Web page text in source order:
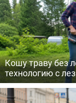
Кошу траву без
технологию с